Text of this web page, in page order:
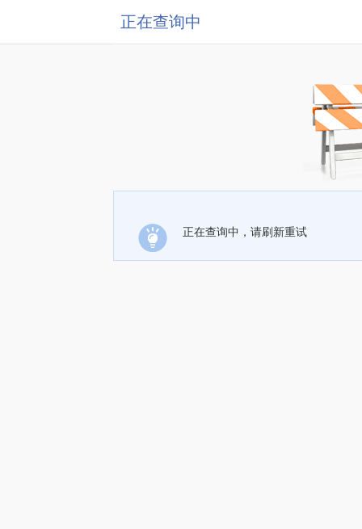
正在查询中
正在查询中，请刷新重试